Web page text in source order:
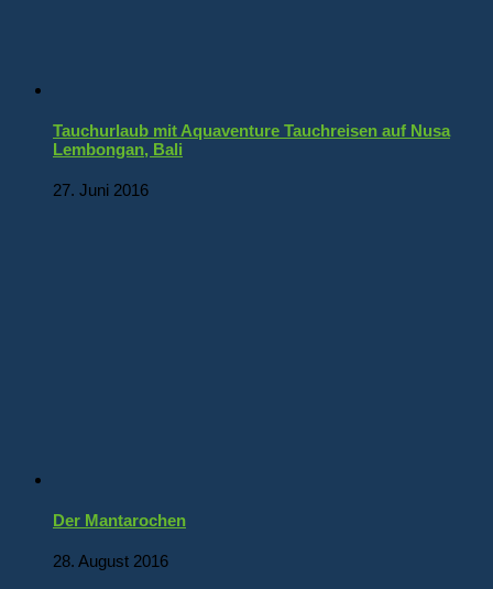
Tauchurlaub mit Aquaventure Tauchreisen auf Nusa
Lembongan, Bali
27. Juni 2016
Der Mantarochen
28. August 2016